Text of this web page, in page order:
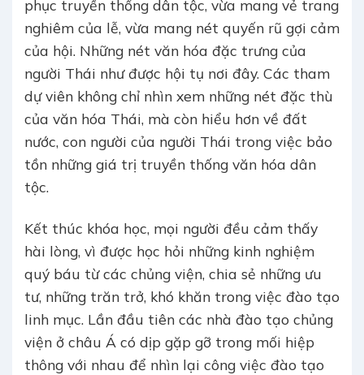
phục truyền thống dân tộc, vừa mang vẻ trang
nghiêm của lễ, vừa mang nét quyến rũ gợi cảm
của hội. Những nét văn hóa đặc trưng của
người Thái như được hội tụ nơi đây. Các tham
dự viên không chỉ nhìn xem những nét đặc thù
của văn hóa Thái, mà còn hiểu hơn về đất
nước, con người của người Thái trong việc bảo
tồn những giá trị truyền thống văn hóa dân
tộc.
Kết thúc khóa học, mọi người đều cảm thấy
hài lòng, vì được học hỏi những kinh nghiệm
quý báu từ các chủng viện, chia sẻ những ưu
tư, những trăn trở, khó khăn trong việc đào tạo
linh mục. Lần đầu tiên các nhà đào tạo chủng
viện ở châu Á có dịp gặp gỡ trong mối hiệp
thông với nhau để nhìn lại công việc đào tạo